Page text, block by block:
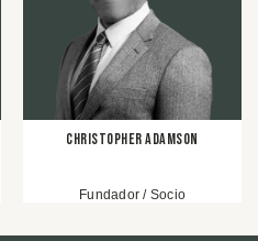
Christopher Adamson
Fundador / Socio